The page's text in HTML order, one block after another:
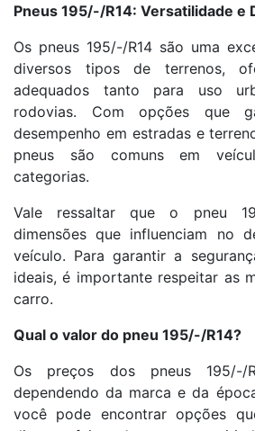
Pneus 195/-/R14: Versatilidade e
Os pneus 195/-/R14 são uma
diversos tipos de terrenos,
adequados tanto para uso
rodovias. Com opções que
desempenho em estradas e
pneus são comuns em
categorias.
Vale ressaltar que o pneu
dimensões que influenciam no
veículo. Para garantir a
ideais, é importante respeitar as
carro.
Qual o valor do pneu 195/-/R14?
Os preços dos pneus 195/-/
dependendo da marca e da
você pode encontrar opções